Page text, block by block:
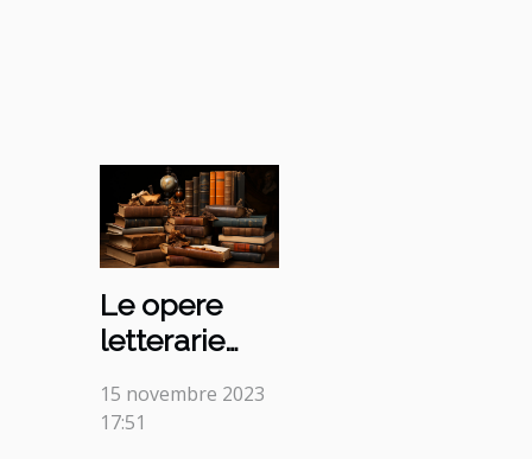
Le opere
letterarie
che hanno
15 novembre 2023
17:51